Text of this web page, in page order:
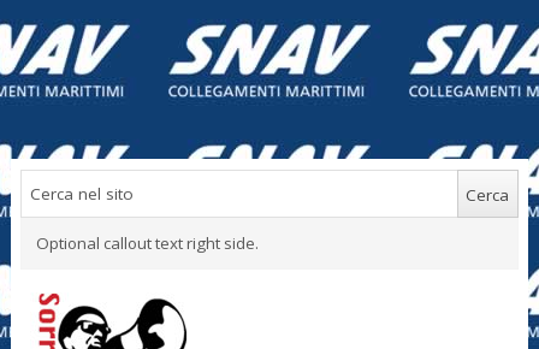
Optional callout text right side.